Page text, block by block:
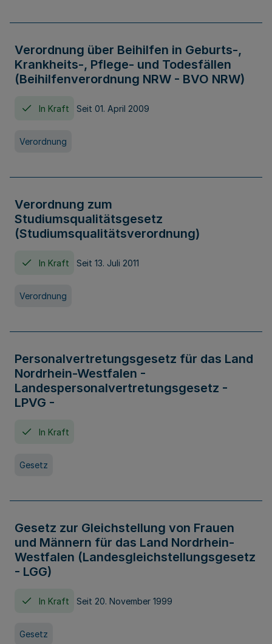
Verordnung über Beihilfen in Geburts-,
Krankheits-, Pflege- und Todesfällen
(Beihilfenverordnung NRW - BVO NRW)
In Kraft Seit 01. April 2009
Verordnung
Verordnung zum
Studiumsqualitätsgesetz
(Studiumsqualitätsverordnung)
In Kraft Seit 13. Juli 2011
Verordnung
Personalvertretungsgesetz für das Land
Nordrhein-Westfalen -
Landespersonalvertretungsgesetz -
LPVG -
In Kraft
Gesetz
Gesetz zur Gleichstellung von Frauen
und Männern für das Land Nordrhein-
Westfalen (Landesgleichstellungsgesetz
- LGG)
In Kraft Seit 20. November 1999
Gesetz